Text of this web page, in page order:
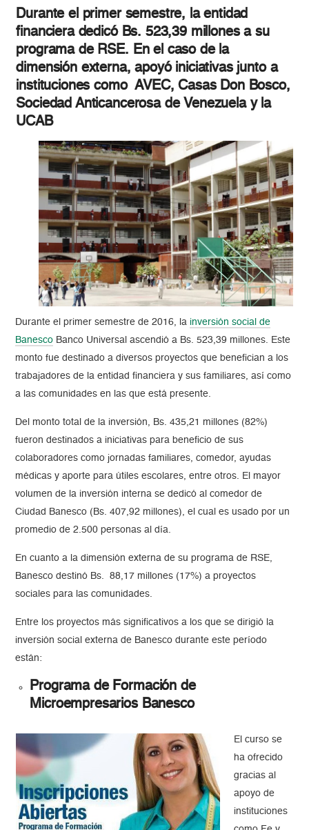
Durante el primer semestre, la entidad
financiera dedicó Bs. 523,39 millones a su
programa de RSE. En el caso de la
dimensión externa, apoyó iniciativas junto a
instituciones como AVEC, Casas Don Bosco,
Sociedad Anticancerosa de Venezuela y la
UCAB
Durante el primer semestre de 2016, lainversión social de
Banesco Banco Universal ascendió a Bs. 523,39 millones. Este
monto fue destinado a diversos proyectos que benefician a los
trabajadores de la entidad financiera y sus familiares, así como
a las comunidades en las que está presente.
Del monto total de la inversión, Bs. 435,21 millones (82%)
fueron destinados a iniciativas para beneficio de sus
colaboradores como jornadas familiares, comedor, ayudas
médicas y aporte para útiles escolares, entre otros. El mayor
volumen de la inversión interna se dedicó al comedor de
Ciudad Banesco (Bs. 407,92 millones), el cual es usado por un
promedio de 2.500 personas al día.
En cuanto a la dimensión externa de su programa de RSE,
Banesco destinó Bs. 88,17 millones (17%) a proyectos
sociales para las comunidades.
Entre los proyectos más significativos a los que se dirigió la
inversión social externa de Banesco durante este período
están:
Programa de Formación de
Microempresarios Banesco
El curso se
ha ofrecido
gracias al
apoyo de
instituciones